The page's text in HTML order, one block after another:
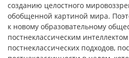
созданию целостного
обобщенной картиной мира.
к новому образовательному
постнеклассическим
постнеклассических подходов,